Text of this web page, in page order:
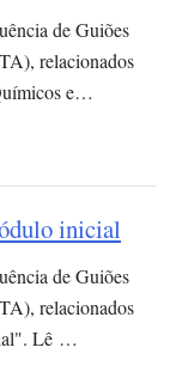
de Guiões
relacionados
e…
inicial
de Guiões
relacionados
Lê …